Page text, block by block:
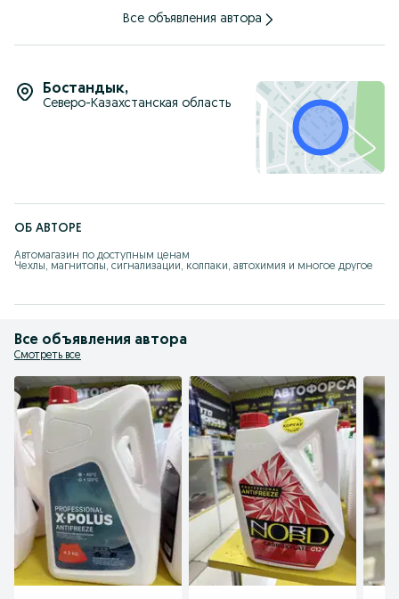
Все объявления автора
Бостандык,
Северо-Казахстанская область
ОБ АВТОРЕ
Автомагазин по доступным ценам
Чехлы, магнитолы, сигнализации, колпаки, автохимия и многое другое
Все объявления автора
Смотреть все